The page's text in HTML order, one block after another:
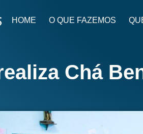
HOME O QUE FAZEMOS
Chá